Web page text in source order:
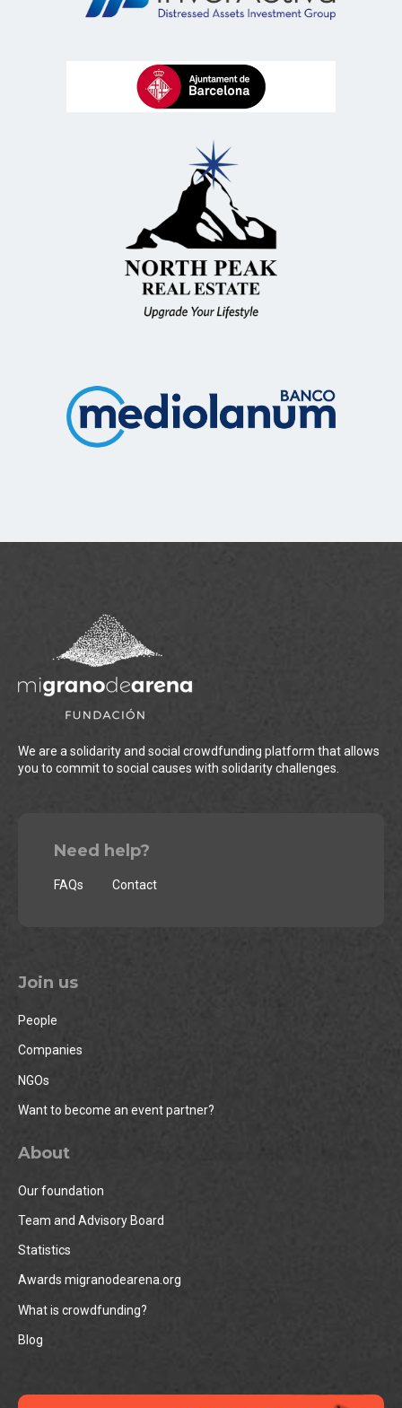
We are a solidarity and social crowdfunding platform that allows
you to commit to social causes with solidarity challenges.
Need help?
FAQs Contact
Join us
People
Companies
NGOs
Want to become an event partner?
About
Our foundation
Team and Advisory Board
Statistics
Awards migranodearena.org
What is crowdfunding?
Blog